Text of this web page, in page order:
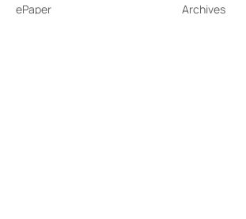
ePaper
Archives